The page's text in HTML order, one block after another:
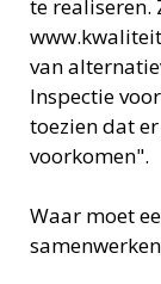
te realiseren.
van
Inspectie
toezien dat
voorkomen".
Waar moet